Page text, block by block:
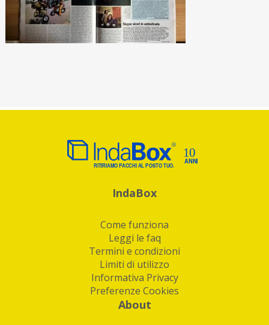
IndaBox
Come funziona
Leggi le faq
Termini e condizioni
Limiti di utilizzo
Informativa Privacy
Preferenze Cookies
About